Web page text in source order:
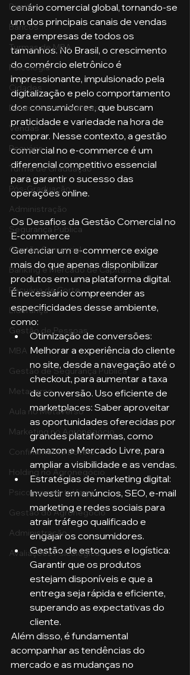
Direito
Bancos
Turmas de MBA
Psicologia
Cidades
Datas Comemorativas
Vendas
Pecuária
Turma de Graduação
Pós-Graduação
Administração
Segurança Publica
Gestão Comercial
Banking e Mercado de Capitais
Pecuária de Corte
Liderança
Gestão de Pessoas
MBA
Gestão de Segurança Publica
Metaverso
Aula no Metaverso
Marketing no Agronegócio
Confinamento Bovino
Holding no Agronegócio
Psicologia de tráfego
Gestão do Agronegócio
Administração
Avaliações Psicológicas
cenário comercial global, tornando-se
um dos principais canais de vendas
para empresas de todos os
tamanhos. No Brasil, o crescimento
do comércio eletrônico é
impressionante, impulsionado pela
digitalização e pelo comportamento
dos consumidores, que buscam
praticidade e variedade na hora de
comprar. Nesse contexto, a gestão
comercial no e-commerce é um
diferencial competitivo essencial
para garantir o sucesso das
operações online.
Os Desafios da Gestão Comercial no
E-commerce
Gerenciar um e-commerce exige
mais do que apenas disponibilizar
produtos em uma plataforma digital.
É necessário compreender as
especificidades desse ambiente,
como:
Otimização de conversões:
Melhorar a experiência do cliente
no site, desde a navegação até o
checkout, para aumentar a taxa
de conversão. Uso eficiente de
marketplaces: Saber aproveitar
as oportunidades oferecidas por
grandes plataformas, como
Amazon e Mercado Livre, para
ampliar a visibilidade e as vendas.
Estratégias de marketing digital:
Investir em anúncios, SEO, e-mail
marketing e redes sociais para
atrair tráfego qualificado e
engajar os consumidores.
Gestão de estoques e logística:
Garantir que os produtos
estejam disponíveis e que a
entrega seja rápida e eficiente,
superando as expectativas do
cliente.
Além disso, é fundamental
acompanhar as tendências do
mercado e as mudanças no